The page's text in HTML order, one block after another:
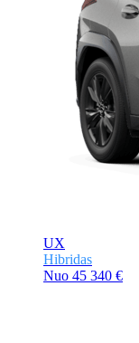
UX
Hibridas
Nuo 45 340 €